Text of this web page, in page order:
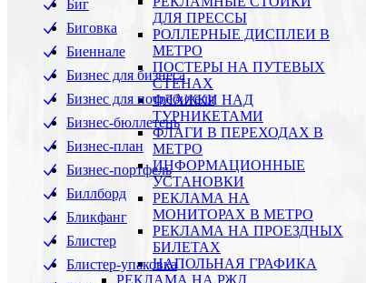
ДЛЯ ПРЕССЫ
РОЛЛЕРНЫЕ ДИСПЛЕИ В
МЕТРО
ПОСТЕРЫ НА ПУТЕВЫХ
СТЕНАХ
ФЛАЖКИ НАД
ТУРНИКЕТАМИ
ФЛАГИ В ПЕРЕХОДАХ В
МЕТРО
ИНФОРМАЦИОННЫЕ
УСТАНОВКИ
РЕКЛАМА НА
МОНИТОРАХ В МЕТРО
РЕКЛАМА НА ПРОЕЗДНЫХ
БИЛЕТАХ
НАПОЛЬНАЯ ГРАФИКА
РЕКЛАМА НА РЖД
Биг
Биговка
Биеннале
Бизнес для бизнеса
Бизнес для потребителя
Бизнес-бюллетень
Бизнес-план
Бизнес-портфель
Биллборд
Бликфанг
Блистер
Блистер-упаковка